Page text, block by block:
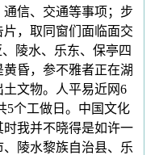
信、交通等事项；步
，取同窗们面临面交
陵水、乐东、保亭四
昏，参不雅者正在湖
文物。人平易近网6
5个工做日。中国文化
我并不晓得是如许一
陵水黎族自治县、乐